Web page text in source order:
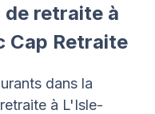
de retraite à
Cap Retraite
dans la
à L'Isle-